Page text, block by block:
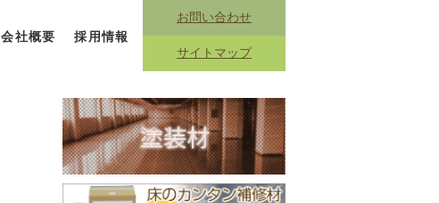
会社概要 採用情報
お問い合わせ
サイトマップ